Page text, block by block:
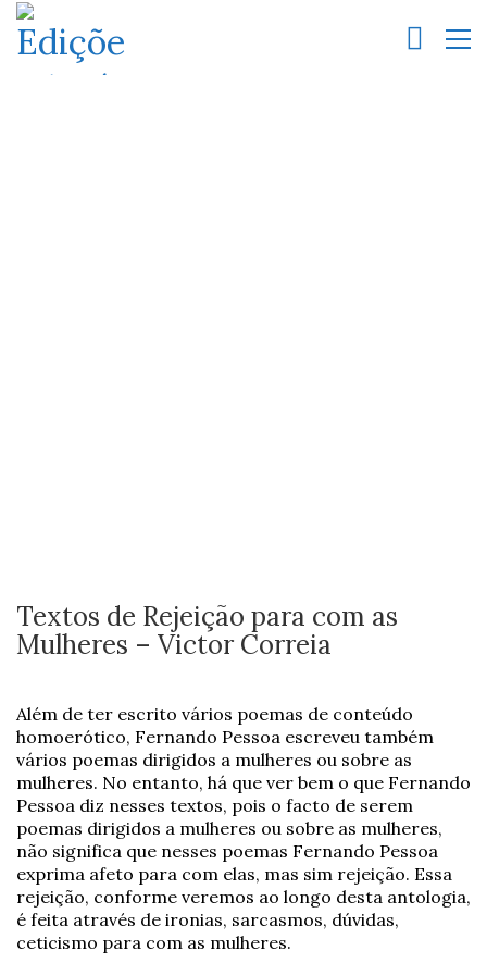
Textos de Rejeição para com as
Mulheres – Victor Correia
Além de ter escrito vários poemas de conteúdo
homoerótico, Fernando Pessoa escreveu também
vários poemas dirigidos a mulheres ou sobre as
mulheres. No entanto, há que ver bem o que Fernando
Pessoa diz nesses textos, pois o facto de serem
poemas dirigidos a mulheres ou sobre as mulheres,
não significa que nesses poemas Fernando Pessoa
exprima afeto para com elas, mas sim rejeição. Essa
rejeição, conforme veremos ao longo desta antologia,
é feita através de ironias, sarcasmos, dúvidas,
ceticismo para com as mulheres.